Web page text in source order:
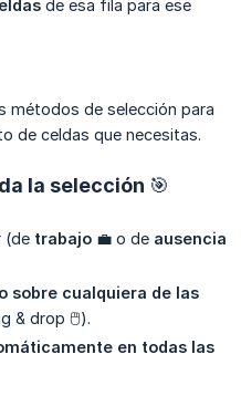
de esa fila para ese
métodos de selección para
de celdas que necesitas.
la selección 🎯
(de trabajo 💼 o de ausencia
sobre cualquiera de las
& drop 🖱️).
en todas las